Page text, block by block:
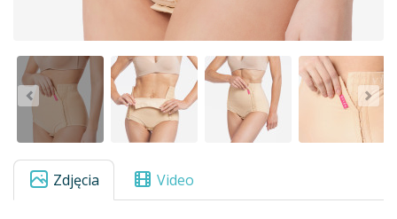
Zdjęcia Video